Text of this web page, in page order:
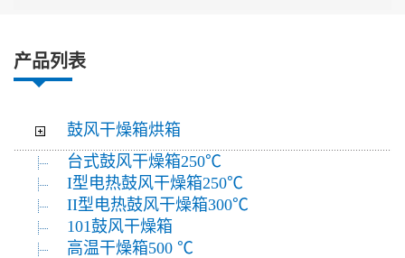
产品列表
鼓风干燥箱烘箱
台式鼓风干燥箱250℃
I型电热鼓风干燥箱250℃
II型电热鼓风干燥箱300℃
101鼓风干燥箱
高温干燥箱500 ℃